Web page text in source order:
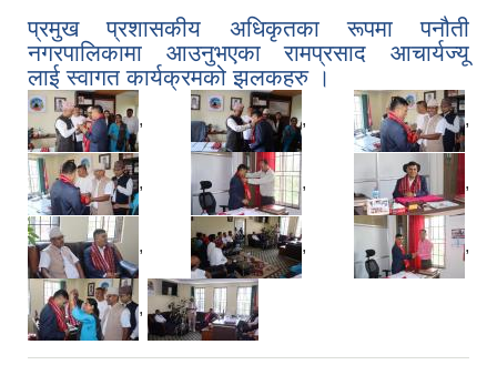
प्रमुख प्रशासकीय अधिकृतका रूपमा पनौती
नगरपालिकामा आउनुभएका रामप्रसाद आचार्यज्यू
लाई स्वागत कार्यक्रमको झलकहरु ।
, , ,
, , ,
, , ,
,